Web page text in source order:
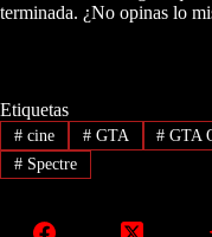
terminada. ¿No opinas lo
Etiquetas
#cine #GTA # GTA
#Spectre